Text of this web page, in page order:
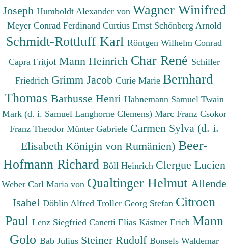
Joseph Humboldt Alexander von Wagner Winifred
Meyer Conrad Ferdinand Curtius Ernst Schönberg Arnold
Schmidt-Rottluff Karl Röntgen Wilhelm Conrad
Capra Fritjof Mann Heinrich Char René Schiller
Friedrich Grimm Jacob Curie Marie Bernhard
Thomas Barbusse Henri Hahnemann Samuel Twain
Mark (d. i. Samuel Langhorne Clemens) Marc Franz Csokor
Franz Theodor Münter Gabriele Carmen Sylva (d. i.
Elisabeth Königin von Rumänien) Beer-
Hofmann Richard Böll Heinrich Clergue Lucien
Weber Carl Maria von Qualtinger Helmut Allende
Isabel Döblin Alfred Troller Georg Stefan Citroen
Paul Lenz Siegfried Canetti Elias Kästner Erich Mann
Golo Bab Julius Steiner Rudolf Bonsels Waldemar